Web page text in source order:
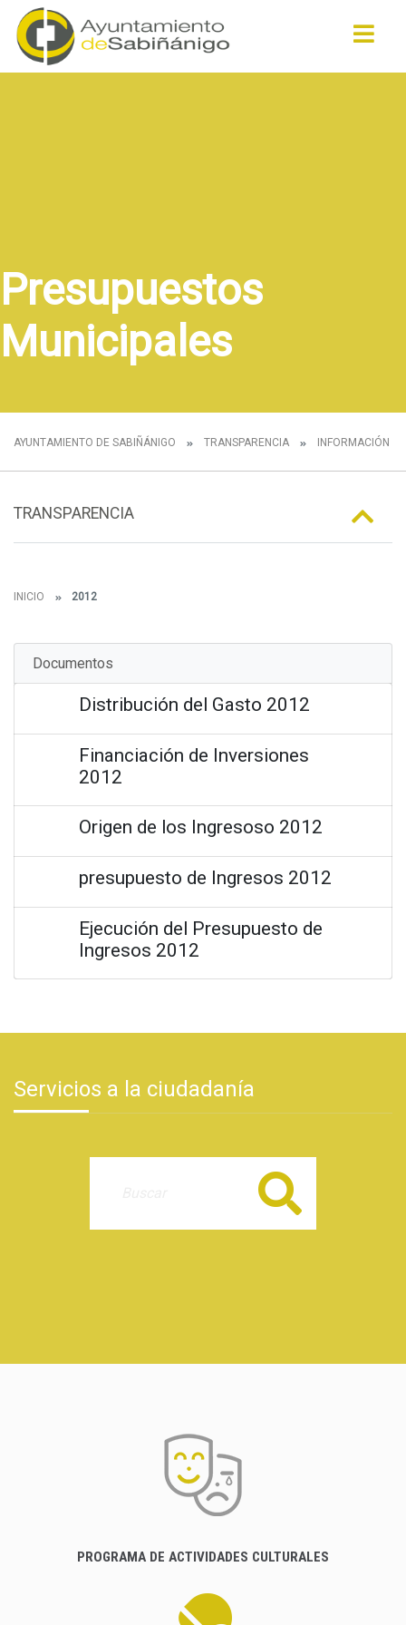
Presupuestos
Municipales
AYUNTAMIENTO DE SABIÑÁNIGO TRANSPARENCIA INFORMACIÓN
TRANSPARENCIA
INICIO 2012
Documentos
Distribución del Gasto 2012
Financiación de Inversiones
2012
Origen de los Ingresoso 2012
presupuesto de Ingresos 2012
Ejecución del Presupuesto de
Ingresos 2012
Servicios a la ciudadanía
Buscar
PROGRAMA DE ACTIVIDADES CULTURALES